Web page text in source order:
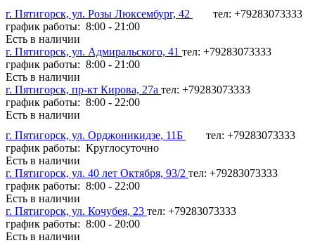
г. Пятигорск, ул. Розы Люксембург, 42
тел: +79283073333
график работы: 8:00 - 21:00
Есть в наличии
г. Пятигорск, ул. Адмиральского, 41 тел: +79283073333
график работы: 8:00 - 21:00
Есть в наличии
г. Пятигорск, пр-кт Кирова, 27а тел: +79283073333
график работы: 8:00 - 22:00
Есть в наличии
г. Пятигорск, ул. Орджоникидзе, 11Б
тел: +79283073333
график работы: Круглосуточно
Есть в наличии
г. Пятигорск, ул. 40 лет Октября, 93/2 тел: +79283073333
график работы: 8:00 - 22:00
Есть в наличии
г. Пятигорск, ул. Кочубея, 23 тел: +79283073333
график работы: 8:00 - 20:00
Есть в наличии